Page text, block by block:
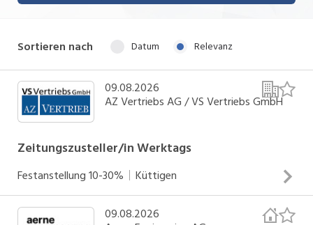
Praktikum
Lehrstelle
Ferienjob
POSITION
Führungsposition
Management / Kader
Einkauf, Logistik, Transport, Verkehr
Engineering, Technik, Architektur
Finanzen, Controlling, Treuhand, Recht
Gartenbau, Landwirtschaft, Forstwirtschaft
Gastronomie, Hotellerie, Tourismus,
Lebensmittel
Immobilien, Facility Management, Reinigung
Sortieren nach Datum Relevanz
09.08.2026
AZ Vertriebs AG / VS Vertriebs GmbH
Zeitungszusteller/in Werktags
Festanstellung10-30% Küttigen
Du bist frühmorgens mit deinem Fahrzeug unterwegs und
09.08.2026